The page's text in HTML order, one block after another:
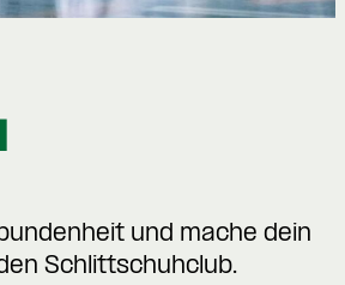
und mache dein
Schlittschuhclub.